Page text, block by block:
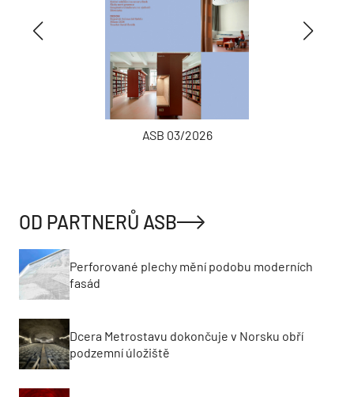
ASB 03/2026
OD PARTNERŮ ASB
Perforované plechy mění podobu moderních
fasád
Dcera Metrostavu dokončuje v Norsku obří
podzemní úložiště